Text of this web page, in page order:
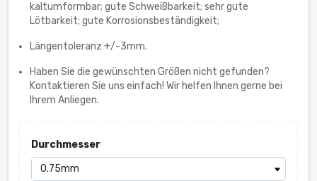
kaltumformbar; gute Schweißbarkeit; sehr gute
Lötbarkeit; gute Korrosionsbeständigkeit;
Längentoleranz +/-3mm.
Haben Sie die gewünschten Größen nicht gefunden?
Kontaktieren Sie uns einfach! Wir helfen Ihnen gerne bei
Ihrem Anliegen.
Durchmesser